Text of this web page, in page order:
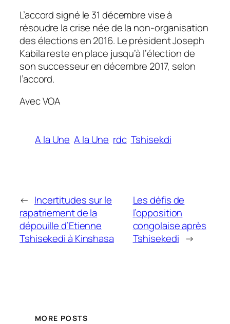
L’accord signé le 31 décembre vise à
résoudre la crise née de la non-organisation
des élections en 2016. Le président Joseph
Kabila reste en place jusqu’à l’élection de
son successeur en décembre 2017, selon
l’accord.
Avec VOA
A la Une A la Une rdc Tshisekdi
← Incertitudes sur le
rapatriement de la
dépouille d’Etienne
Tshisekedi à Kinshasa
Les défis de
l’opposition
congolaise après
Tshisekedi →
MORE POSTS